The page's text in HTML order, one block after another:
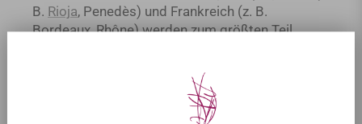
B. Rioja, Penedès) und Frankreich (z. B.
Bordeaux, Rhône) werden zum größten Teil
alle persönlich. Mit unserem über viele Jahre
gewachsenen Vertrauen in unseren Partner aus